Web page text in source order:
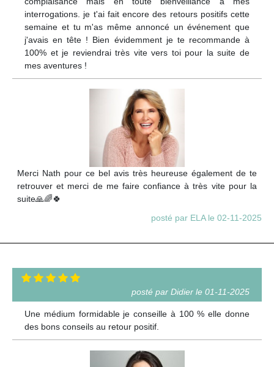
interrogations. je t'ai fait encore des retours positifs cette
semaine et tu m'as même annoncé un événement que
j'avais en tête ! Bien évidemment je te recommande à
100% et je reviendrai très vite vers toi pour la suite de
mes aventures !
Merci Nath pour ce bel avis très heureuse également de te
retrouver et merci de me faire confiance à très vite pour la
suite🙏🌈🍀
posté par ELA le 02-11-2025
posté par Didier le 01-11-2025
Une médium formidable je conseille à 100 % elle donne
des bons conseils au retour positif.